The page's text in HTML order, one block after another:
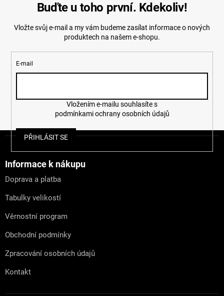
Buďte u toho první. Kdekoliv!
Vložte svůj e-mail a my vám budeme zasílat informace o nových
produktech na našem e-shopu.
E-mail
podmínkami ochrany osobních údajů
PŘIHLÁSIT SE
Informace k nákupu
Doprava a platba
Tabulky velikostí
Věrnostní program
Obchodní podmínky
Zpracování osobních údajů
Kontakt